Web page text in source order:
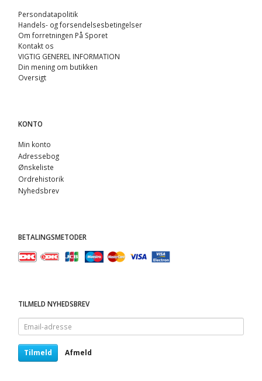
Persondatapolitik
Handels- og forsendelsesbetingelser
Om forretningen På Sporet
Kontakt os
VIGTIG GENEREL INFORMATION
Din mening om butikken
Oversigt
KONTO
Min konto
Adressebog
Ønskeliste
Ordrehistorik
Nyhedsbrev
BETALINGSMETODER
TILMELD NYHEDSBREV
Email-
adresse
Tilmeld Afmeld